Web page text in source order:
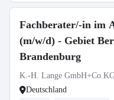
Fachberater/-in im
(m/w/d) - Gebiet
Brandenburg
K.-H. Lange
Deutschland